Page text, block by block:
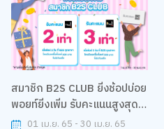
สมาชิก B2S CLUB ยิ่งช้อปบ่อย
พอยท์ยิ่งเพิ่ม รับคะแนนสูงสุด 3
เท่า 01 เม.ย. 65 - 30 เม.ย. 65